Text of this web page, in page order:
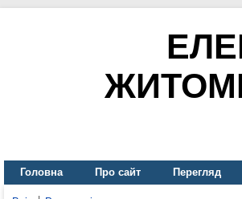
Головна Про сайт Перегляд